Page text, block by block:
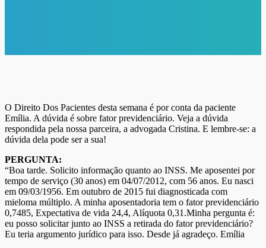
O Direito Dos Pacientes desta semana é por conta da paciente
Emília. A dúvida é sobre fator previdenciário. Veja a dúvida
respondida pela nossa parceira, a advogada Cristina. E lembre-se: a
dúvida dela pode ser a sua!
PERGUNTA:
“Boa tarde. Solicito informação quanto ao INSS. Me aposentei por
tempo de serviço (30 anos) em 04/07/2012, com 56 anos. Eu nasci
em 09/03/1956. Em outubro de 2015 fui diagnosticada com
mieloma múltiplo. A minha aposentadoria tem o fator previdenciário
0,7485, Expectativa de vida 24,4, Alíquota 0,31.Minha pergunta é:
eu posso solicitar junto ao INSS a retirada do fator previdenciário?
Eu teria argumento jurídico para isso. Desde já agradeço. Emília